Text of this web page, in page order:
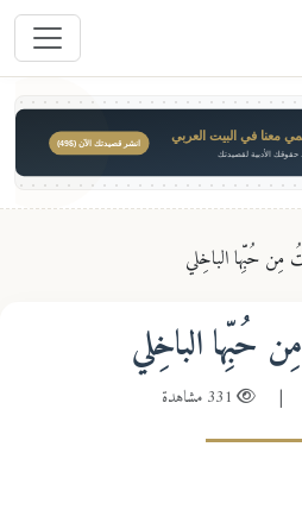
في البيت العربي
الأدبية لقصيدتك
انشر قصيدتك الآن ($49)
حُبِّها الباخِلي
حُبِّها الباخِلي
331 مشاهدة